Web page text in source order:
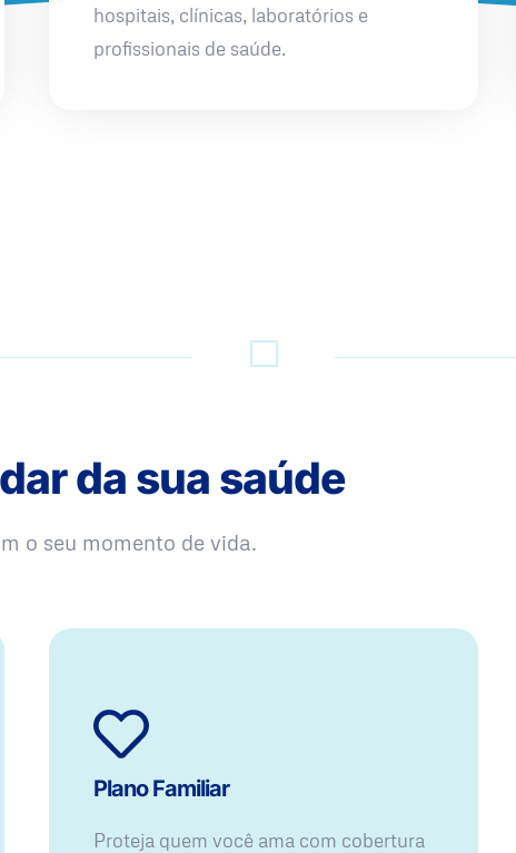
hospitais, clínicas, laboratórios e
profissionais de saúde.
da sua saúde
o seu momento de vida.
Plano Familiar
Proteja quem você ama com cobertura